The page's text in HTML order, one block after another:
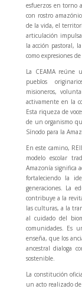
esfuerzos en torno
con rostro
de la vida, el
articulación
la acción pastoral,
como expresiones
La CEAMA reúne
pueblos
misioneros,
activamente en la
Esta riqueza de
de un organismo
Sínodo para la
En este camino,
modelo escolar
Amazonía significa
fortaleciendo la
generaciones. La
contribuye a la
las culturas, a la
al cuidado del
comunidades. Es
enseña, que los
ancestral dialoga
sostenible.
La constitución
un acto realizado